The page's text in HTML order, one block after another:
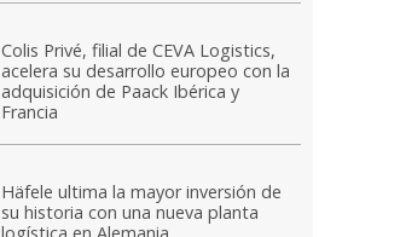
Colis Privé, filial de CEVA Logistics,
acelera su desarrollo europeo con la
adquisición de Paack Ibérica y
Francia
Häfele ultima la mayor inversión de
su historia con una nueva planta